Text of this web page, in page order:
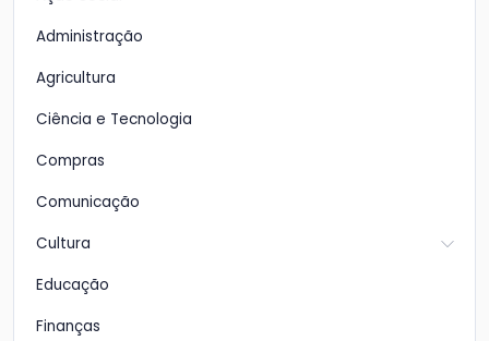
Administração
Agricultura
Ciência e Tecnologia
Compras
Comunicação
Cultura
Educação
Finanças